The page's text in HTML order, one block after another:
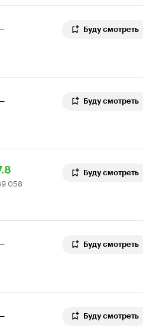
Буду смотреть
Буду смотреть
058
Буду смотреть
Буду смотреть
Буду смотреть